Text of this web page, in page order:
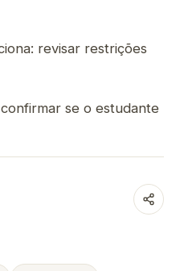
revisar restrições
se o estudante